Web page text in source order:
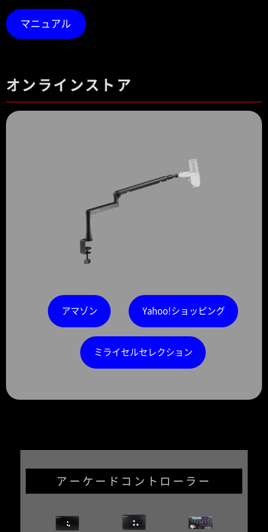
マニュアル
オンラインストア
アマゾン Yahoo!ショッピング
ミライセルセレクション
アーケードコントローラー